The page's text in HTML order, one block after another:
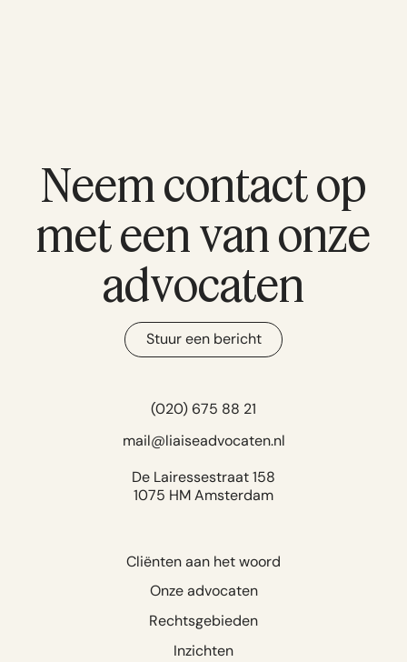
Neem contact op
met een van onze
advocaten
Stuur een bericht
(020) 675 88 21
mail@liaiseadvocaten.nl
De Lairessestraat 158
1075 HM Amsterdam
Cliënten aan het woord
Onze advocaten
Rechtsgebieden
Inzichten